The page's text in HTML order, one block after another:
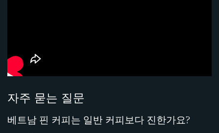
자주 묻는 질문
베트남 핀 커피는 일반 커피보다 진한가요?